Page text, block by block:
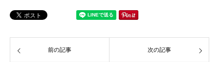
前の記事 次の記事